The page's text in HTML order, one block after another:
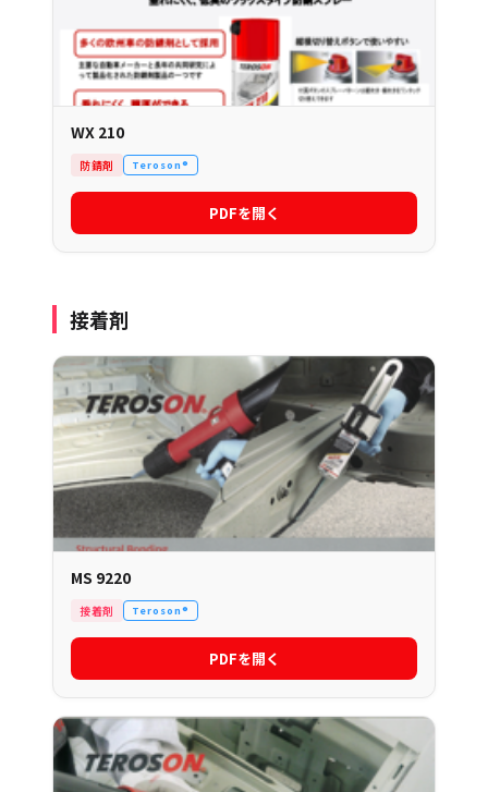
WX 210
防錆剤 Teroson®
PDFを開く
接着剤
MS 9220
接着剤 Teroson®
PDFを開く